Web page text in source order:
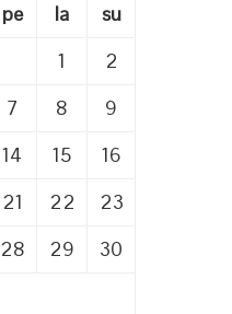
pe la
su
1
2
7 8
9
14 15
16
21 22
23
28 29
30